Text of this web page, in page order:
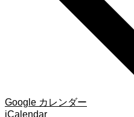
Google カレンダー
iCalendar